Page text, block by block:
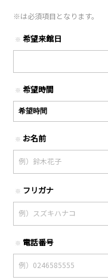
※は必須項目となります。
※ 希望来館日
※ 希望時間
※ お名前
※ フリガナ
※ 電話番号